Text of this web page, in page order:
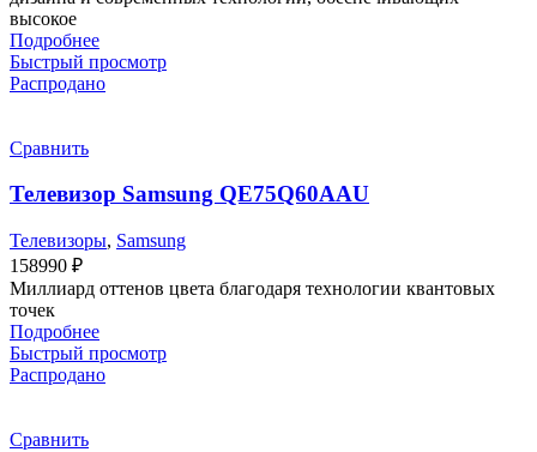
высокое
Подробнее
Быстрый просмотр
Распродано
Сравнить
Телевизор Samsung QE75Q60AAU
Телевизоры, Samsung
158990 ₽
Миллиард оттенов цвета благодаря технологии квантовых
точек
Подробнее
Быстрый просмотр
Распродано
Сравнить